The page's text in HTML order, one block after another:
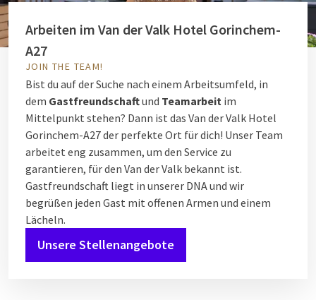
Arbeiten im Van der Valk Hotel Gorinchem-
A27
JOIN THE TEAM!
Bist du auf der Suche nach einem Arbeitsumfeld, in
dem Gastfreundschaftund Teamarbeit im
Mittelpunkt stehen? Dann ist das Van der Valk Hotel
Gorinchem-A27 der perfekte Ort für dich! Unser Team
arbeitet eng zusammen, um den Service zu
garantieren, für den Van der Valk bekannt ist.
Gastfreundschaft liegt in unserer DNA und wir
begrüßen jeden Gast mit offenen Armen und einem
Lächeln.
Unsere Stellenangebote